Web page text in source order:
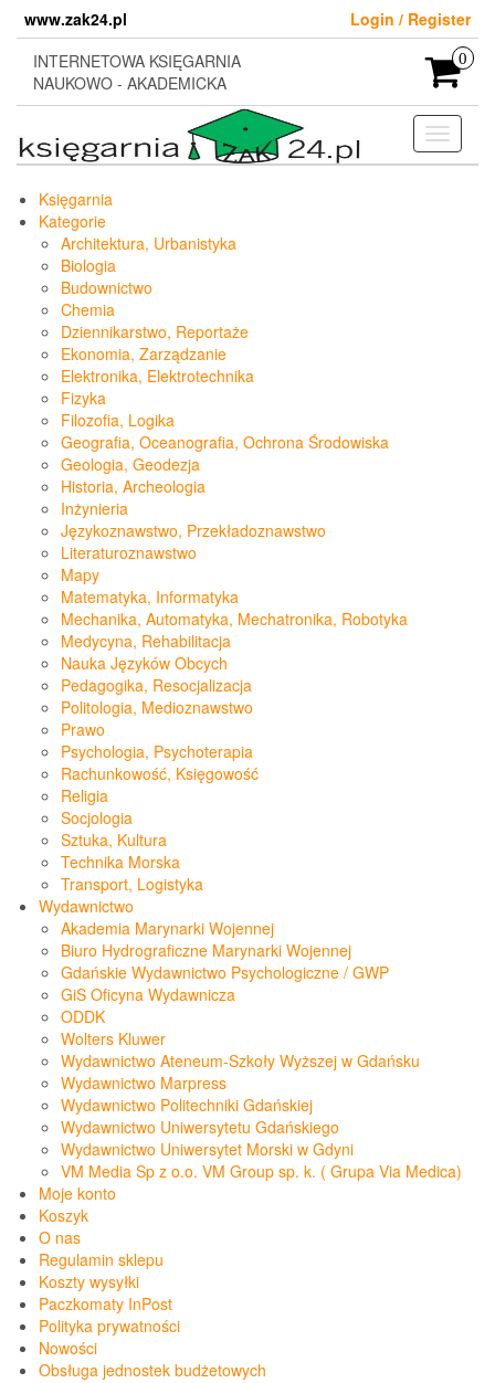
content
www.zak24.pl
Login / Register
INTERNETOWA KSIĘGARNIA
NAUKOWO - AKADEMICKA
0
Toggle
Księgarnia
Kategorie
Architektura, Urbanistyka
Biologia
Budownictwo
Chemia
Dziennikarstwo, Reportaże
Ekonomia, Zarządzanie
Elektronika, Elektrotechnika
Fizyka
Filozofia, Logika
Geografia, Oceanografia, Ochrona Środowiska
Geologia, Geodezja
Historia, Archeologia
Inżynieria
Językoznawstwo, Przekładoznawstwo
Literaturoznawstwo
Mapy
Matematyka, Informatyka
Mechanika, Automatyka, Mechatronika, Robotyka
Medycyna, Rehabilitacja
Nauka Języków Obcych
Pedagogika, Resocjalizacja
Politologia, Medioznawstwo
Prawo
Psychologia, Psychoterapia
Rachunkowość, Księgowość
Religia
Socjologia
Sztuka, Kultura
Technika Morska
Transport, Logistyka
Wydawnictwo
Akademia Marynarki Wojennej
Biuro Hydrograficzne Marynarki Wojennej
Gdańskie Wydawnictwo Psychologiczne / GWP
GiS Oficyna Wydawnicza
ODDK
Wolters Kluwer
Wydawnictwo Ateneum-Szkoły Wyższej w Gdańsku
Wydawnictwo Marpress
Wydawnictwo Politechniki Gdańskiej
Wydawnictwo Uniwersytetu Gdańskiego
Wydawnictwo Uniwersytet Morski w Gdyni
VM Media Sp z o.o. VM Group sp. k. ( Grupa Via Medica)
Moje konto
Koszyk
O nas
Regulamin sklepu
Koszty wysyłki
Paczkomaty InPost
Polityka prywatności
Nowości
Obsługa jednostek budżetowych